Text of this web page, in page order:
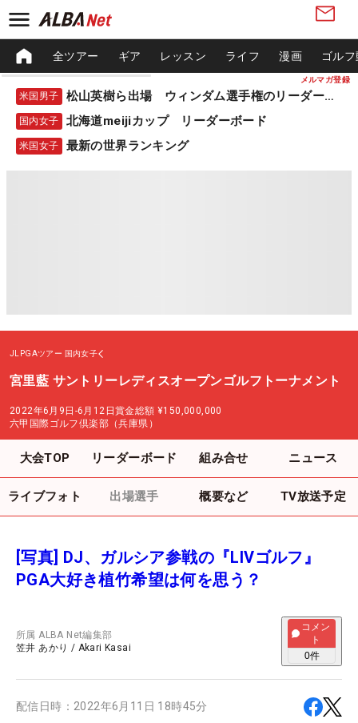
メルマガ登録
全ツアー ギア レッスン ライフ 漫画 ゴル
米国男子 松山英樹ら出場 ウィンダム選手権のリーダーボード
国内女子 北海道meijiカップ リーダーボード
米国女子 最新の世界ランキング
JLPGAツアー 国内女子
宮里藍 サントリーレディスオープンゴルフトーナメント
2022年6月9日-6月12日賞金総額 ¥150,000,000
六甲国際ゴルフ倶楽部（兵庫県）
大会TOP リーダーボード 組み合せ ニュース
ライブフォト 出場選手 概要など TV放送予定
[写真] DJ、ガルシア参戦の『LIVゴルフ』
PGA大好き植竹希望は何を思う？
所属ALBA Net編集部
笠井 あかり / Akari Kasai
コメン
ト
0件
配信日時： 2022年6月11日 18時45分